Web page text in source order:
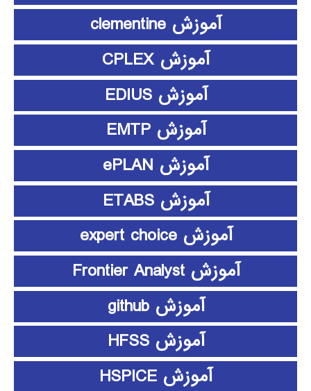
آموزش clementine
آموزش CPLEX
آموزش EDIUS
آموزش EMTP
آموزش ePLAN
آموزش ETABS
آموزش expert choice
آموزش Frontier Analyst
آموزش github
آموزش HFSS
آموزش HSPICE